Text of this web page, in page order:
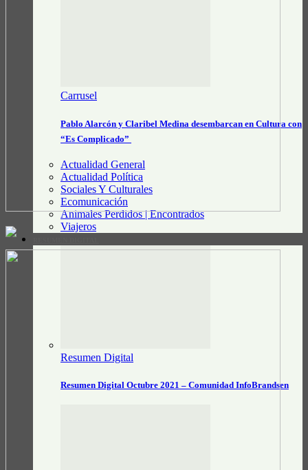
Carrusel
Pablo Alarcón y Claribel Medina desembarcan en Cultura con
“Es Complicado”
Actualidad General
Actualidad Política
Sociales Y Culturales
Ecomunicación
Animales Perdidos | Encontrados
Viajeros
Resumen Digital
Resumen Digital Octubre 2021 – Comunidad InfoBrandsen